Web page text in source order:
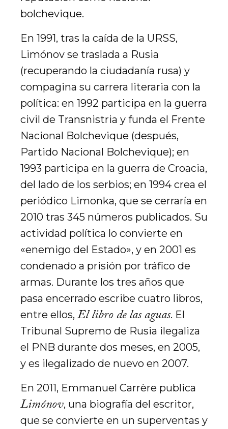
bolchevique.
En 1991, tras la caída de la URSS,
Limónov se traslada a Rusia
(recuperando la ciudadanía rusa) y
compagina su carrera literaria con la
política: en 1992 participa en la guerra
civil de Transnistria y funda el Frente
Nacional Bolchevique (después,
Partido Nacional Bolchevique); en
1993 participa en la guerra de Croacia,
del lado de los serbios; en 1994 crea el
periódico Limonka, que se cerraría en
2010 tras 345 números publicados. Su
actividad política lo convierte en
«enemigo del Estado», y en 2001 es
condenado a prisión por tráfico de
armas. Durante los tres años que
pasa encerrado escribe cuatro libros,
entre ellos, El libro de las aguas. El
Tribunal Supremo de Rusia ilegaliza
el PNB durante dos meses, en 2005,
y es ilegalizado de nuevo en 2007.
En 2011, Emmanuel Carrère publica
Limónov, una biografía del escritor,
que se convierte en un superventas y